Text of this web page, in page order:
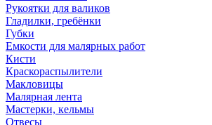
Рукоятки для валиков
Гладилки, гребёнки
Губки
Емкости для малярных работ
Кисти
Краскораспылители
Макловицы
Малярная лента
Мастерки, кельмы
Отвесы